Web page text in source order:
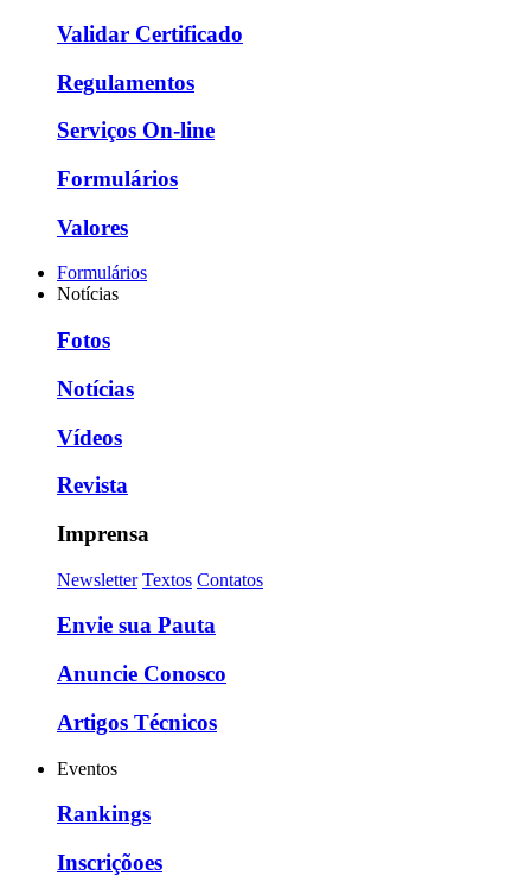
Validar Certificado
Regulamentos
Serviços On-line
Formulários
Valores
Formulários
Notícias
Fotos
Notícias
Vídeos
Revista
Imprensa
Newsletter Textos Contatos
Envie sua Pauta
Anuncie Conosco
Artigos Técnicos
Eventos
Rankings
Inscriçõoes